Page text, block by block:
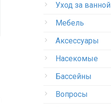
Уход за ванной
Мебель
Аксессуары
Насекомые
Бассейны
Вопросы